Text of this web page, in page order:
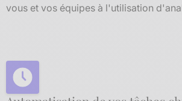
vous et vos équipes à l'utilisation